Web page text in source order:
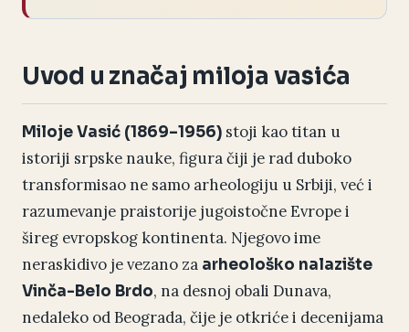
Uvod u značaj miloja vasića
Miloje Vasić (1869–1956) stoji kao titan u
istoriji srpske nauke, figura čiji je rad duboko
transformisao ne samo arheologiju u Srbiji, već i
razumevanje praistorije jugoistočne Evrope i
šireg evropskog kontinenta. Njegovo ime
neraskidivo je vezano za arheološko nalazište
Vinča-Belo Brdo, na desnoj obali Dunava,
nedaleko od Beograda, čije je otkriće i decenijama